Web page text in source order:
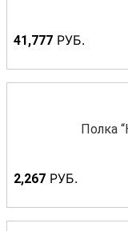
41,777 РУБ.
Полка
2,267 РУБ.